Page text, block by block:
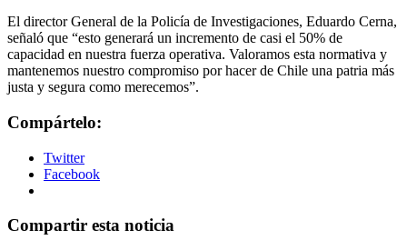
El director General de la Policía de Investigaciones, Eduardo Cerna,
señaló que “esto generará un incremento de casi el 50% de
capacidad en nuestra fuerza operativa. Valoramos esta normativa y
mantenemos nuestro compromiso por hacer de Chile una patria más
justa y segura como merecemos”.
Compártelo:
Twitter
Facebook
Compartir esta noticia